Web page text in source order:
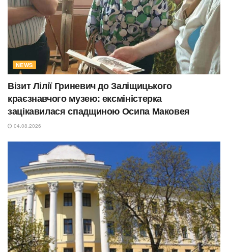
NEWS
Візит Лілії Гриневич до Заліщицького
краєзнавчого музею: ексміністерка
зацікавилася спадщиною Осипа Маковея
04.08.2026